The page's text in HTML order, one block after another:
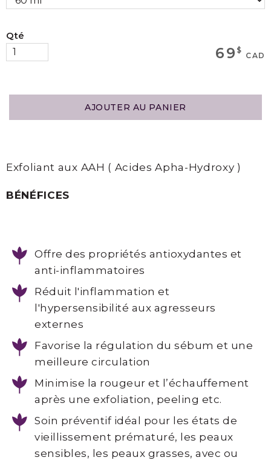
Qté
69 $
CAD
AJOUTER AU PANIER
Exfoliant aux AAH ( Acides Apha-Hydroxy )
BÉNÉFICES
Offre des propriétés antioxydantes et
anti-inflammatoires
Réduit l'inflammation et
l'hypersensibilité aux agresseurs
externes
Favorise la régulation du sébum et une
meilleure circulation
Minimise la rougeur et l’échauffement
après une exfoliation, peeling etc.
Soin préventif idéal pour les états de
vieillissement prématuré, les peaux
sensibles, les peaux grasses, avec ou
MAGASINEZ
Boutique
et
Épilation
laser
Photorajeunissement
Laser
fractionné
Maquillage
permanent
Soins